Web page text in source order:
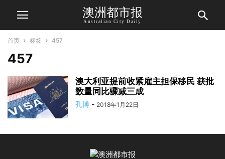
澳洲都市报
Australian City Daily
首页 标签 457
457
澳大利亚提前收紧雇主担保移民 获批
数量同比骤减三成
孔博 - 2018年1月22日